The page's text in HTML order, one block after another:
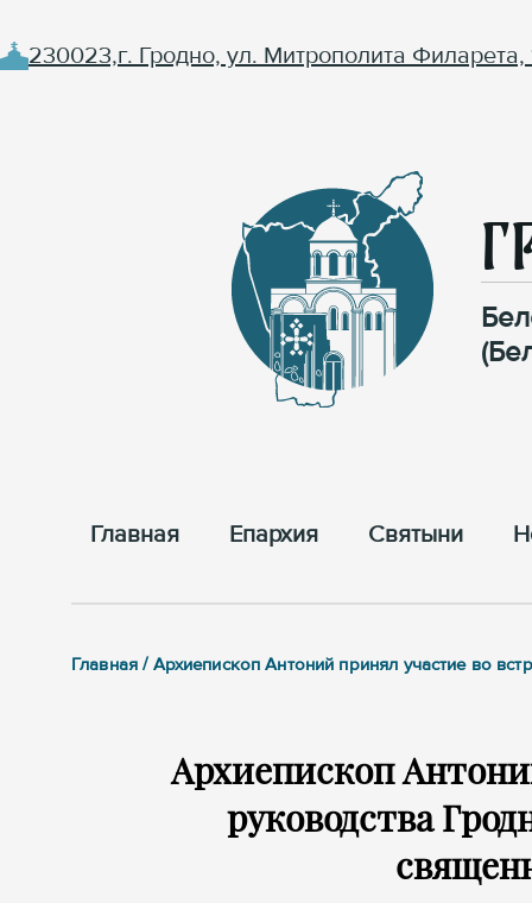
230023,г. Гродно, ул. Митрополита Филарета,
Главная Епархия Cвятыни
Главная / Архиепископ Антоний принял участие во
Архиепископ
руководства